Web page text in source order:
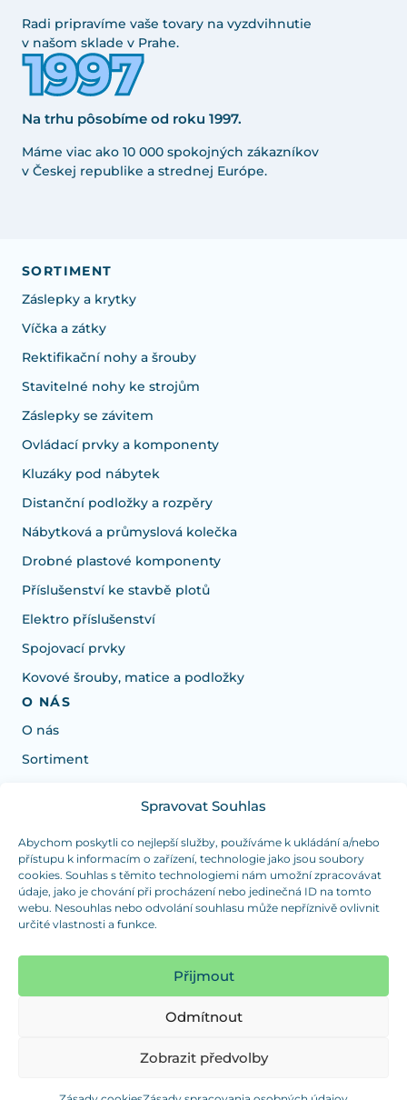
Spravovat Souhlas
Abychom poskytli co nejlepší služby, používáme k ukládání a/nebo
přístupu k informacím o zařízení, technologie jako jsou soubory
cookies. Souhlas s těmito technologiemi nám umožní zpracovávat
údaje, jako je chování při procházení nebo jedinečná ID na tomto
webu. Nesouhlas nebo odvolání souhlasu může nepříznivě ovlivnit
určité vlastnosti a funkce.
Přijmout
Odmítnout
Zobrazit předvolby
Radi pripravíme vaše tovary na vyzdvihnutie
v našom sklade v Prahe.
Na trhu pôsobíme od roku 1997.
Máme viac ako 10 000 spokojných zákazníkov
v Českej republike a strednej Európe.
SORTIMENT
Záslepky a krytky
Víčka a zátky
Rektifikační nohy a šrouby
Stavitelné nohy ke strojům
Záslepky se závitem
Ovládací prvky a komponenty
Kluzáky pod nábytek
Distanční podložky a rozpěry
Nábytková a průmyslová kolečka
Drobné plastové komponenty
Příslušenství ke stavbě plotů
Elektro příslušenství
Spojovací prvky
Kovové šrouby, matice a podložky
O NÁS
O nás
Sortiment
Potrebujete poradiť s výberom?
Sme tu pre vás Pondelok-Štvrtok od: 7:30 - 15:30 hod
a Piatok od 7:30 - 14:30 hod
duranplast@duranplast.sk +421 0905 780 862
(platba iba v hotovosti)
Sme tu pre vás Pondelok-Štvrtok od: 7:30 - 15:30 hod
a Piatok od 7:30 - 14:30 hod